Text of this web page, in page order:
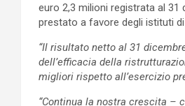
euro 2,3 milioni registrata al 31
prestato a favore degli istituti
“Il risultato netto al 31
dell’efficacia della
migliori rispetto all’esercizio
“Continua la nostra crescita –